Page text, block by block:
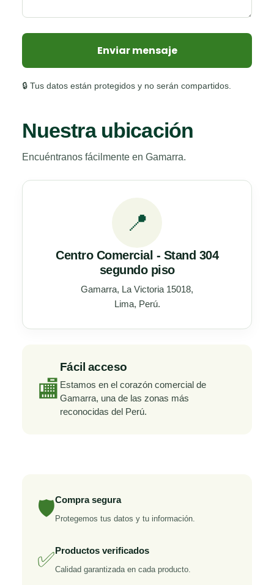
Enviar mensaje
🔒 Tus datos están protegidos y no serán compartidos.
Nuestra ubicación
Encuéntranos fácilmente en Gamarra.
📍
Centro Comercial - Stand 304
segundo piso
Gamarra, La Victoria 15018,
Lima, Perú.
🏬
Fácil acceso
Estamos en el corazón comercial de
Gamarra, una de las zonas más
reconocidas del Perú.
🛡Compra segura
Protegemos tus datos y tu información.
✅Productos verificados
Calidad garantizada en cada producto.